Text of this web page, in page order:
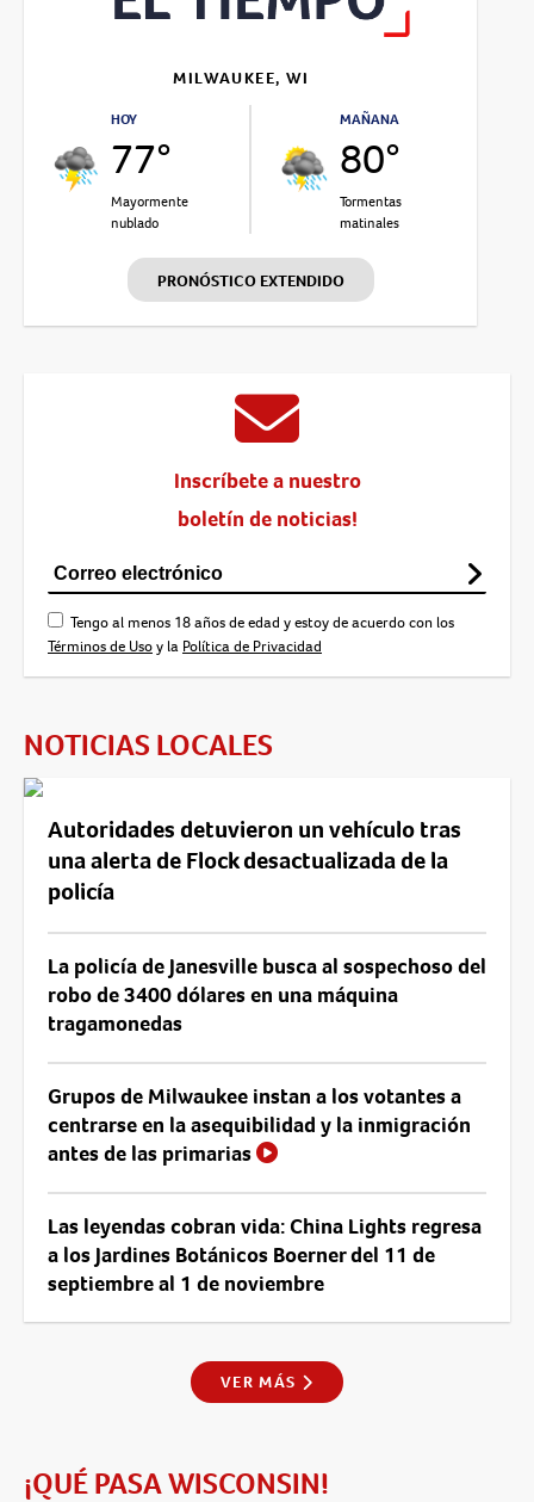
MILWAUKEE, WI
HOY
77°
Mayormente
nublado
MAÑANA
80°
Tormentas
matinales
PRONÓSTICO EXTENDIDO
Inscríbete a nuestro
boletín de noticias!
Tengo al menos 18 años de edad y estoy de acuerdo con los
Términos de Usoy la Política de Privacidad
NOTICIAS LOCALES
Autoridades detuvieron un vehículo tras
una alerta de Flock desactualizada de la
policía
La policía de Janesville busca al sospechoso del
robo de 3400 dólares en una máquina
tragamonedas
Grupos de Milwaukee instan a los votantes a
centrarse en la asequibilidad y la inmigración
antes de las primarias
Las leyendas cobran vida: China Lights regresa
a los Jardines Botánicos Boerner del 11 de
septiembre al 1 de noviembre
VER MÁS
¡QUÉ PASA WISCONSIN!